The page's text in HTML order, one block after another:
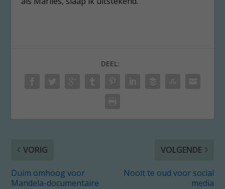
DEEL:
VORIG
Duim omhoog voor
Mandela-documentaire
VOLGENDE
Nooit te oud voor social
media